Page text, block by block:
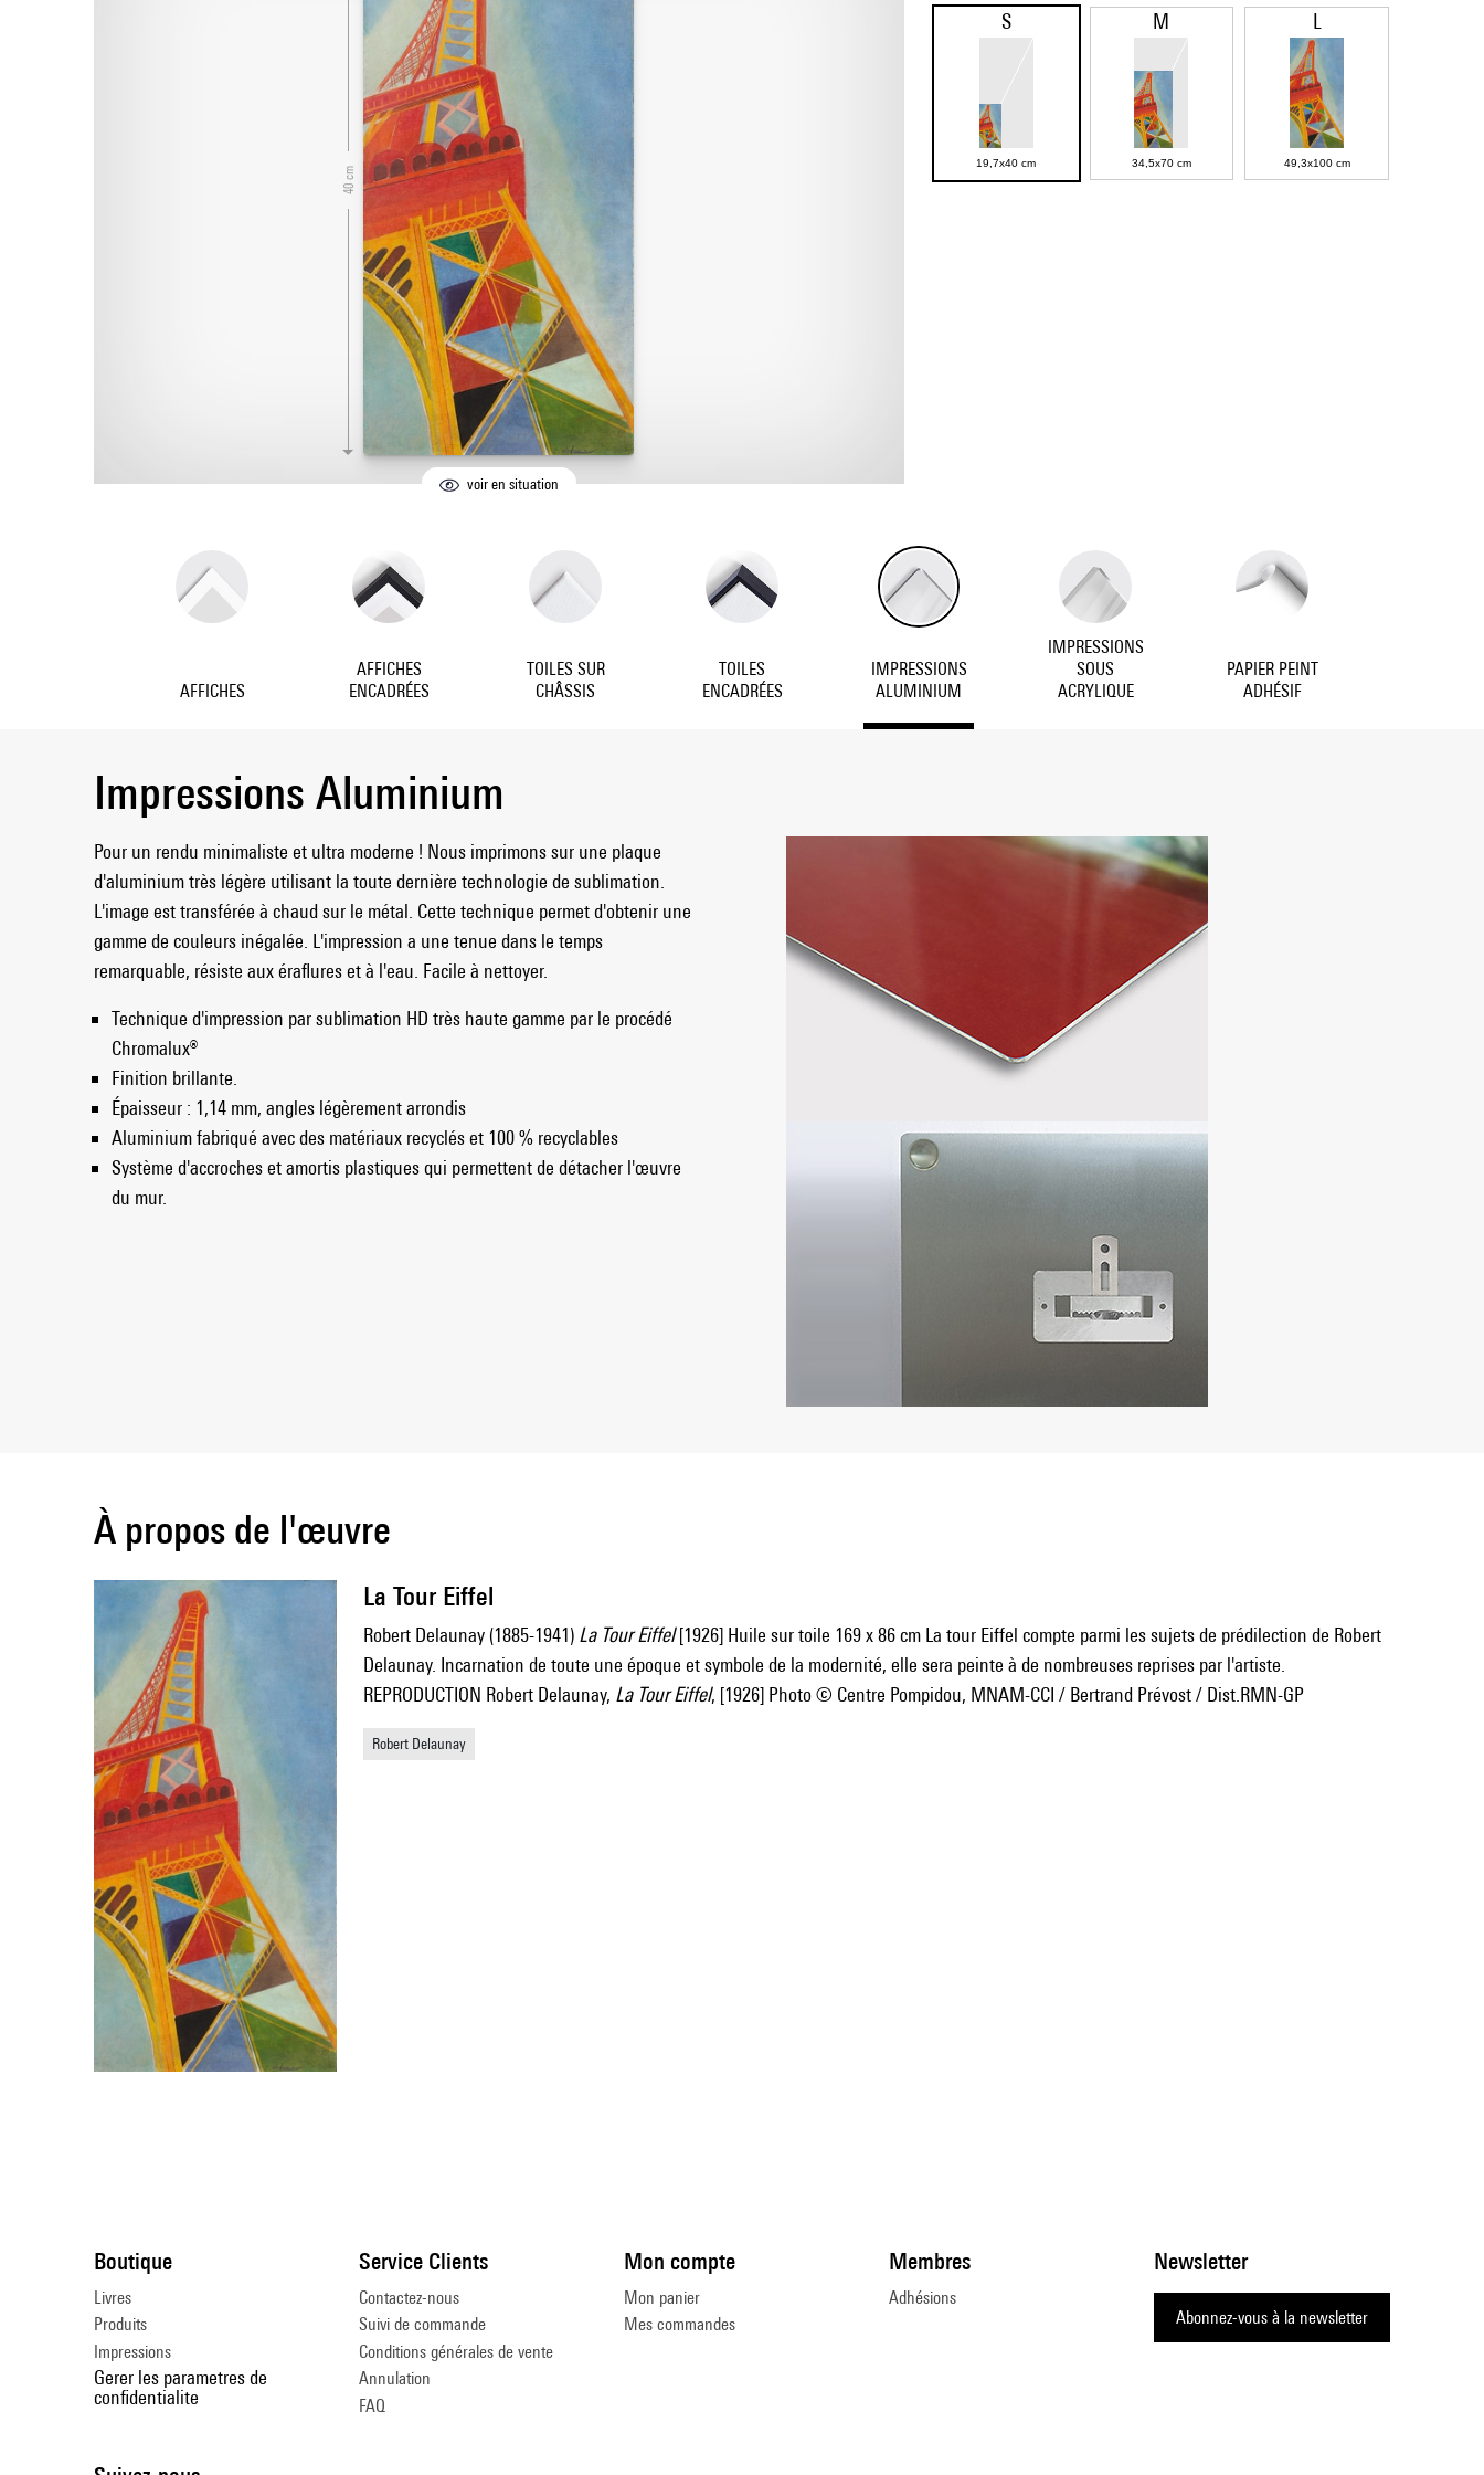
40 cm
voir en situation
S
19,7x40 cm
M
34,5x70 cm
L
49,3x100 cm
AFFICHES
AFFICHES
ENCADRÉES
TOILES SUR
CHÂSSIS
TOILES
ENCADRÉES
IMPRESSIONS
ALUMINIUM
IMPRESSIONS
SOUS
ACRYLIQUE
PAPIER PEINT
ADHÉSIF
Impressions Aluminium
Pour un rendu minimaliste et ultra moderne ! Nous imprimons sur une plaque
d'aluminium très légère utilisant la toute dernière technologie de sublimation.
L'image est transférée à chaud sur le métal. Cette technique permet d'obtenir une
gamme de couleurs inégalée. L'impression a une tenue dans le temps
remarquable, résiste aux éraflures et à l'eau. Facile à nettoyer.
Technique d'impression par sublimation HD très haute gamme par le procédé
Chromalux®
Finition brillante.
Épaisseur : 1,14 mm, angles légèrement arrondis
Aluminium fabriqué avec des matériaux recyclés et 100 % recyclables
Système d'accroches et amortis plastiques qui permettent de détacher l'œuvre
du mur.
À propos de l'œuvre
La Tour Eiffel
Robert Delaunay (1885-1941) La Tour Eiffel[1926] Huile sur toile 169 x 86 cm La tour Eiffel compte parmi les sujets de prédilection de Robert
Delaunay. Incarnation de toute une époque et symbole de la modernité, elle sera peinte à de nombreuses reprises par l'artiste.
REPRODUCTION Robert Delaunay, La Tour Eiffel, [1926] Photo © Centre Pompidou, MNAM-CCI / Bertrand Prévost / Dist.RMN-GP
Robert Delaunay
Boutique
Livres
Produits
Impressions
Gerer les parametres de
confidentialite
Newsletter
Abonnez-vous à la newsletter
Service Clients
Contactez-nous
Suivi de commande
Conditions générales de vente
Annulation
FAQ
Mon compte
Mon panier
Mes commandes
Membres
Adhésions